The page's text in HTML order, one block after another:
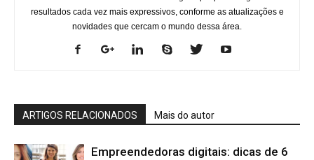
resultados cada vez mais expressivos, conforme as atualizações e
novidades que cercam o mundo dessa área.
ARTIGOS RELACIONADOS Mais do autor
Empreendedoras digitais: dicas de 6